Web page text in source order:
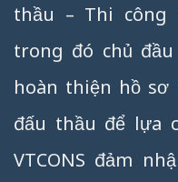
thầu – Thi công
trong đó chủ
hoàn thiện hồ sơ
đấu thầu để lựa
VTCONS đảm